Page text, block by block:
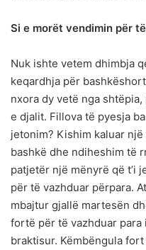
Si e morët vendimin për
Nuk ishte vetem dhimbja
keqardhja për
nxora dy vetë nga
e djalit. Fillova të pyesja
jetonim? Kishim kaluar
bashkë dhe ndiheshim të
patjetër një mënyrë që t’i
për të vazhduar përpara.
mbajtur gjallë martesën
fortë për të vazhduar
braktisur. Këmbëngula